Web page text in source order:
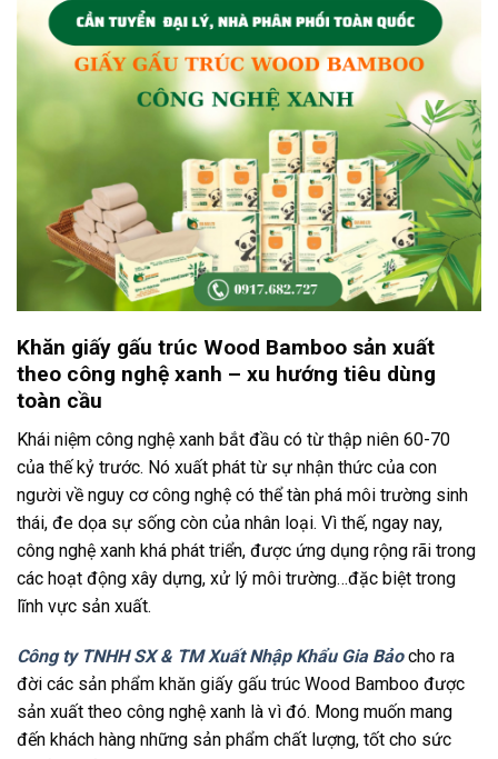
Khăn giấy gấu trúc Wood Bamboo sản xuất
theo công nghệ xanh – xu hướng tiêu dùng
toàn cầu
Khái niệm công nghệ xanh bắt đầu có từ thập niên 60-70
của thế kỷ trước. Nó xuất phát từ sự nhận thức của con
người về nguy cơ công nghệ có thể tàn phá môi trường sinh
thái, đe dọa sự sống còn của nhân loại. Vì thế, ngay nay,
công nghệ xanh khá phát triển, được ứng dụng rộng rãi trong
các hoạt động xây dựng, xử lý môi trường…đặc biệt trong
lĩnh vực sản xuất.
Công ty TNHH SX & TM Xuất Nhập Khẩu Gia Bảocho ra
đời các sản phẩm khăn giấy gấu trúc Wood Bamboo được
sản xuất theo công nghệ xanh là vì đó. Mong muốn mang
đến khách hàng những sản phẩm chất lượng, tốt cho sức